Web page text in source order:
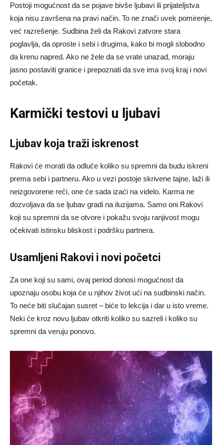
Postoji mogućnost da se pojave bivše ljubavi ili prijateljstva
koja nisu završena na pravi način. To ne znači uvek pomirenje,
već razrešenje. Sudbina želi da Rakovi zatvore stara
poglavlja, da oproste i sebi i drugima, kako bi mogli slobodno
da krenu napred. Ako ne žele da se vrate unazad, moraju
jasno postaviti granice i prepoznati da sve ima svoj kraj i novi
početak.
Karmički testovi u ljubavi
Ljubav koja traži iskrenost
Rakovi će morati da odluče koliko su spremni da budu iskreni
prema sebi i partneru. Ako u vezi postoje skrivene tajne, laži ili
neizgovorene reči, one će sada izaći na videlo. Karma ne
dozvoljava da se ljubav gradi na iluzijama. Samo oni Rakovi
koji su spremni da se otvore i pokažu svoju ranjivost mogu
očekivati istinsku bliskost i podršku partnera.
Usamljeni Rakovi i novi početci
Za one koji su sami, ovaj period donosi mogućnost da
upoznaju osobu koja će u njihov život ući na sudbinski način.
To neće biti slučajan susret – biće to lekcija i dar u isto vreme.
Neki će kroz novu ljubav otkriti koliko su sazreli i koliko su
spremni da veruju ponovo.